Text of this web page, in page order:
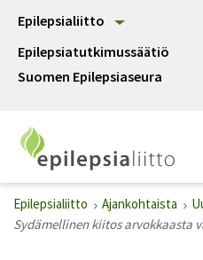
Epilepsialiitto
Epilepsiatutkimussäätiö
Suomen Epilepsiaseura
Epilepsialiitto Ajankohtaista
Sydämellinen kiitos arvokkaasta